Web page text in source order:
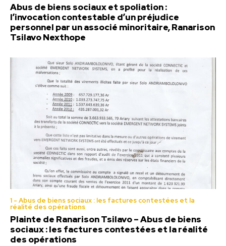
Abus de biens sociaux et spoliation :
l’invocation contestable d’un préjudice
personnel par un associé minoritaire, Ranarison
Tsilavo Nexthope
1 - Abus de biens sociaux : les factures contestées et la
réalité des opérations
Plainte de Ranarison Tsilavo – Abus de biens
sociaux : les factures contestées et la réalité
des opérations